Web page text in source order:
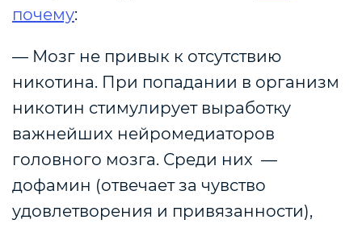
почему:
— Мозг не привык к отсутствию
никотина. При попадании в организм
никотин стимулирует выработку
важнейших нейромедиаторов
головного мозга. Среди них —
дофамин (отвечает за чувство
удовлетворения и привязанности),